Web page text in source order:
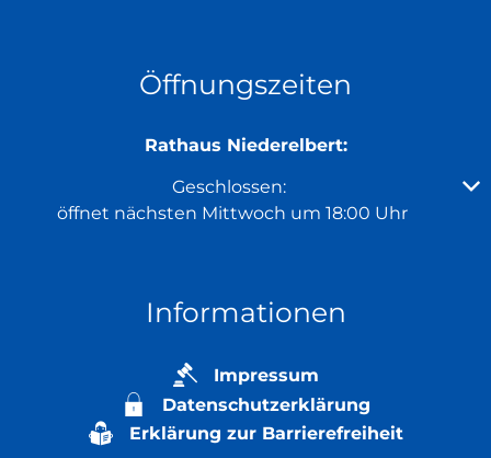
Öffnungszeiten
Rathaus Niederelbert:
Klicken, um weitere Öffnungs- oder Schließzeiten
Geschlossen:
öffnet nächsten Mittwoch um 18:00 Uhr
Informationen
Impressum
Datenschutzerklärung
Erklärung zur Barrierefreiheit